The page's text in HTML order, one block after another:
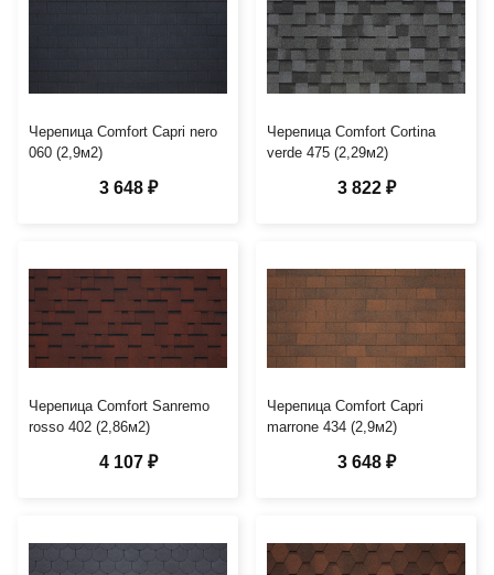
Черепица Comfort Capri nero
060 (2,9м2)
3 648 ₽
Черепица Comfort Cortina
verde 475 (2,29м2)
3 822 ₽
Черепица Comfort Sanremo
rosso 402 (2,86м2)
4 107 ₽
Черепица Comfort Capri
marrone 434 (2,9м2)
3 648 ₽